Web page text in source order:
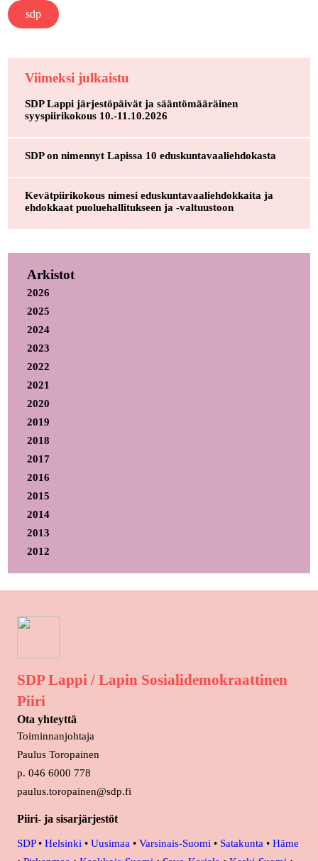
sdp
Viimeksi julkaistu
SDP Lappi järjestöpäivät ja sääntömääräinen
syyspiirikokous 10.-11.10.2026
SDP on nimennyt Lapissa 10 eduskuntavaaliehdokasta
Kevätpiirikokous nimesi eduskuntavaaliehdokkaita ja
ehdokkaat puoluehallitukseen ja -valtuustoon
Arkistot
2026
2025
2024
2023
2022
2021
2020
2019
2018
2017
2016
2015
2014
2013
2012
SDP Lappi / Lapin Sosialidemokraattinen
Piiri
Ota yhteyttä
Toiminnanjohtaja
Paulus Toropainen
p. 046 6000 778
paulus.toropainen@sdp.fi
Piiri- ja sisarjärjestöt
SDP• Helsinki • Uusimaa • Varsinais-Suomi • Satakunta • Häme